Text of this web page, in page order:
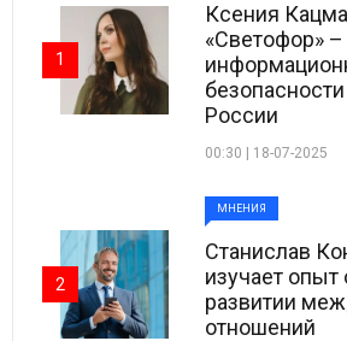
Ксения
«Светофор» –
России
00:30 | 18-07-2025
1
МНЕНИЯ
Станислав
изучает опыт
развитии
отношений
2